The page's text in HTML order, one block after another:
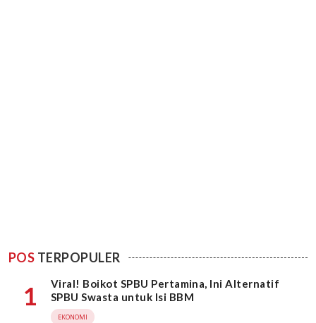
POS TERPOPULER
1
Viral! Boikot SPBU Pertamina, Ini Alternatif
SPBU Swasta untuk Isi BBM
EKONOMI